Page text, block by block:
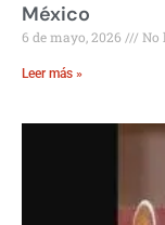
México
6 de mayo, 2026 No
Leer más »